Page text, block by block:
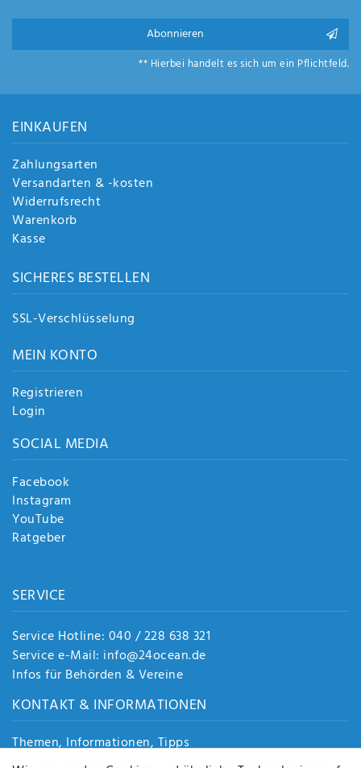
Abonnieren
** Hierbei handelt es sich um ein Pflichtfeld.
EINKAUFEN
Zahlungsarten
Versandarten & -kosten
Widerrufsrecht
Warenkorb
Kasse
SICHERES BESTELLEN
SSL-Verschlüsselung
MEIN KONTO
Registrieren
Login
SOCIAL MEDIA
Facebook
Instagram
YouTube
Ratgeber
SERVICE
Service Hotline: 040 / 228 638 321
Service e-Mail: info@24ocean.de
Infos für Behörden & Vereine
KONTAKT & INFORMATIONEN
Themen, Informationen, Tipps
Jobs